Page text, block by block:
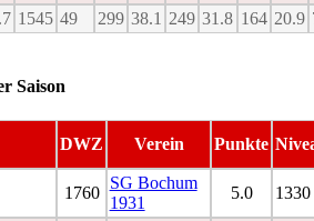
1545 49 299 38.1 249 31.8 164 20.9
Saison
DWZ Verein Punkte
1760
SG Bochum
1931
5.0 1330